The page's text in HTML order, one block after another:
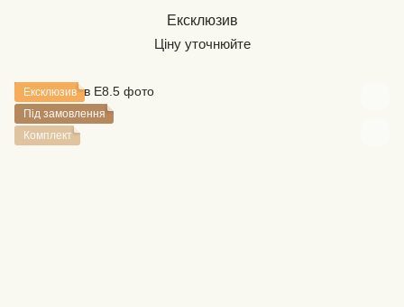
Ексклюзив
Ціну уточнюйте
Ексклюзив
Під замовлення
Комплект